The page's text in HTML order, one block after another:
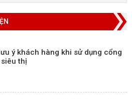
ý khách hàng khi sử dụng cổng
thị